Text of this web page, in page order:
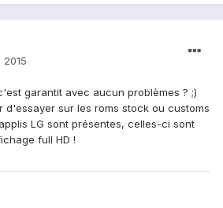
2015
garantit avec aucun problèmes ? ;)
d'essayer sur les roms stock ou customs
LG sont présentes, celles-ci sont
full HD !